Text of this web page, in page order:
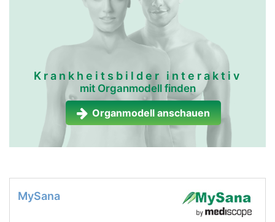
Krankheitsbilder interaktiv
mit Organmodell finden
Organmodell anschauen
MySana